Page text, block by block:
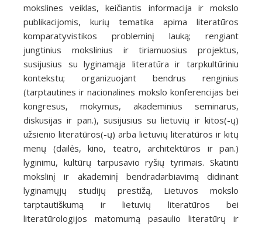
mokslines veiklas, keičiantis informacija ir mokslo
publikacijomis, kurių tematika apima literatūros
komparatyvistikos probleminį lauką; rengiant
jungtinius mokslinius ir tiriamuosius projektus,
susijusius su lyginamąja literatūra ir tarpkultūriniu
kontekstu; organizuojant bendrus renginius
(tarptautines ir nacionalines mokslo konferencijas bei
kongresus, mokymus, akademinius seminarus,
diskusijas ir pan.), susijusius su lietuvių ir kitos(-ų)
užsienio literatūros(-ų) arba lietuvių literatūros ir kitų
menų (dailės, kino, teatro, architektūros ir pan.)
lyginimu, kultūrų tarpusavio ryšių tyrimais. Skatinti
mokslinį ir akademinį bendradarbiavimą didinant
lyginamųjų studijų prestižą, Lietuvos mokslo
tarptautiškumą ir lietuvių literatūros bei
literatūrologijos matomumą pasaulio literatūrų ir